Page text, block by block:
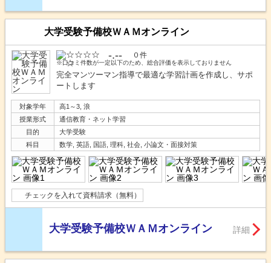
大学受験予備校ＷＡＭオンライン
-.-- ０件
※口コミ件数が一定以下のため、総合評価を表示しておりません
完全マンツーマン指導で最適な学習計画を作成し、サポ
ートします
対象学年
高1～3, 浪
授業形式
通信教育・ネット学習
目的
大学受験
科目
数学, 英語, 国語, 理科, 社会, 小論文・面接対策
チェックを入れて資料請求（無料）
大学受験予備校ＷＡＭオンライン 詳細